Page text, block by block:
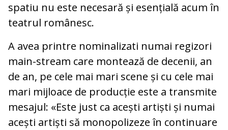
spatiu nu este necesară și esențială acum în
teatrul românesc.
A avea printre nominalizati numai regizori
main-stream care montează de decenii, an
de an, pe cele mai mari scene și cu cele mai
mari mijloace de producție este a transmite
mesajul: «Este just ca acești artiști și numai
acești artiști să monopolizeze în continuare